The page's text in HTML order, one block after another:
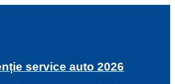
service auto 2026